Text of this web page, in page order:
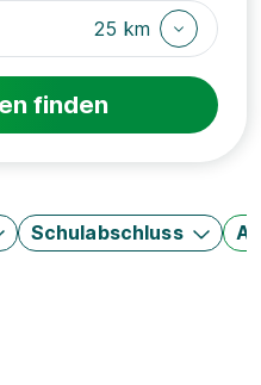
25 km
finden
Schulabschluss